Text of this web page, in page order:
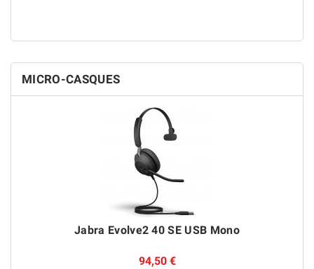
MICRO-CASQUES
Jabra Evolve2 40 SE USB Mono
94,50 €